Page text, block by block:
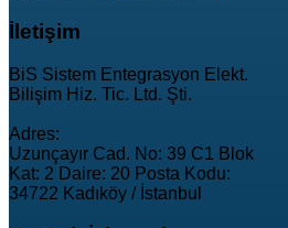
İletişim
BiS Sistem Entegrasyon Elekt.
Bilişim Hiz. Tic. Ltd. Şti.
Adres:
Uzunçayır Cad. No: 39 C1 Blok
Kat: 2 Daire: 20 Posta Kodu:
34722 Kadıköy / İstanbul